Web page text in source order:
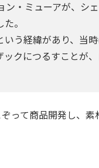
ン・ミューアが、シ
。
う経緯があり、当
クにつるすことが
って商品開発し、素